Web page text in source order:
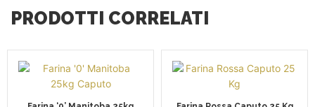
PRODOTTI CORRELATI